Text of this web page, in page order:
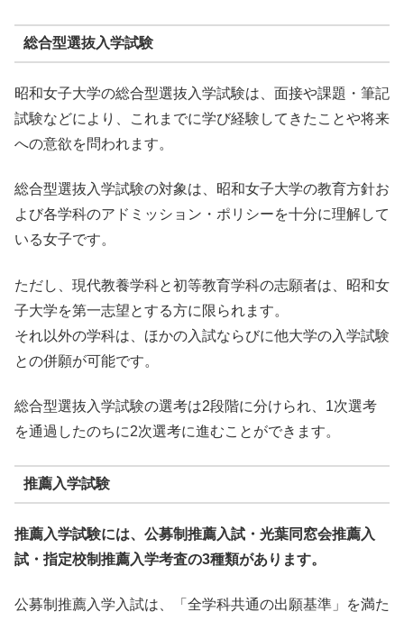
総合型選抜入学試験
昭和女子大学の総合型選抜入学試験は、面接や課題・筆記
試験などにより、これまでに学び経験してきたことや将来
への意欲を問われます。
総合型選抜入学試験の対象は、昭和女子大学の教育方針お
よび各学科のアドミッション・ポリシーを十分に理解して
いる女子です。
ただし、現代教養学科と初等教育学科の志願者は、昭和女
子大学を第一志望とする方に限られます。
それ以外の学科は、ほかの入試ならびに他大学の入学試験
との併願が可能です。
総合型選抜入学試験の選考は2段階に分けられ、1次選考
を通過したのちに2次選考に進むことができます。
推薦入学試験
推薦入学試験には、公募制推薦入試・光葉同窓会推薦入
試・指定校制推薦入学考査の3種類があります。
公募制推薦入学入試は、「全学科共通の出願基準」を満た